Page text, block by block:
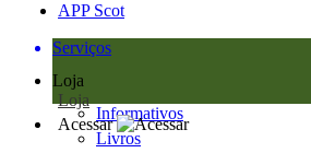
APP Scot
Serviços
Loja
Loja
Informativos
Livros
Acessar